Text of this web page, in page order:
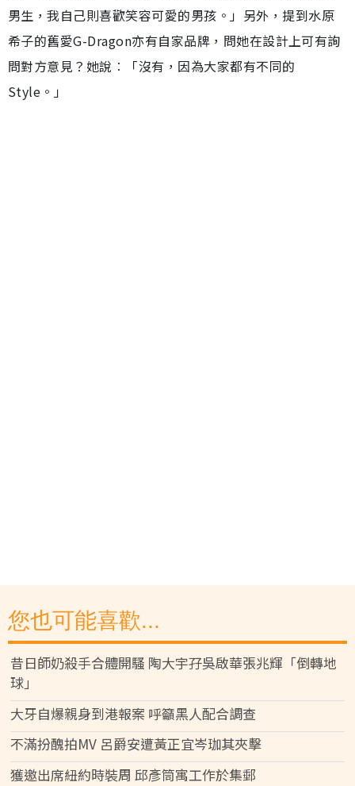
男生，我自己則喜歡笑容可愛的男孩。」另外，提到水原
希子的舊愛G-Dragon亦有自家品牌，問她在設計上可有詢
問對方意見？她說︰「沒有，因為大家都有不同的
Style。」
您也可能喜歡...
昔日師奶殺手合體開騷 陶大宇孖吳啟華張兆輝「倒轉地
球」
大牙自爆親身到港報案 呼籲黑人配合調查
不滿扮醜拍MV 呂爵安遭黃正宜岑珈其夾擊
獲邀出席紐約時裝周 邱彥筒寓工作於集郵